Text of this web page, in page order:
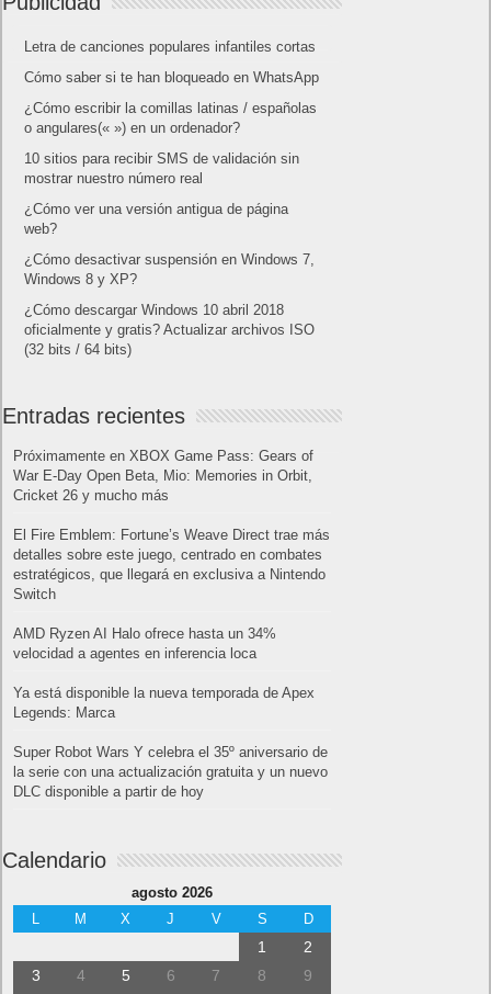
Letra de canciones populares infantiles cortas
Cómo saber si te han bloqueado en WhatsApp
¿Cómo escribir la comillas latinas / españolas
o angulares(« ») en un ordenador?
10 sitios para recibir SMS de validación sin
mostrar nuestro número real
¿Cómo ver una versión antigua de página
web?
¿Cómo desactivar suspensión en Windows 7,
Windows 8 y XP?
¿Cómo descargar Windows 10 abril 2018
oficialmente y gratis? Actualizar archivos ISO
(32 bits / 64 bits)
Entradas recientes
Próximamente en XBOX Game Pass: Gears of
War E-Day Open Beta, Mio: Memories in Orbit,
Cricket 26 y mucho más
El Fire Emblem: Fortune’s Weave Direct trae más
detalles sobre este juego, centrado en combates
estratégicos, que llegará en exclusiva a Nintendo
Switch
AMD Ryzen AI Halo ofrece hasta un 34%
velocidad a agentes en inferencia loca
Ya está disponible la nueva temporada de Apex
Legends: Marca
Super Robot Wars Y celebra el 35º aniversario de
la serie con una actualización gratuita y un nuevo
DLC disponible a partir de hoy
Calendario
agosto 2026
L
M X J V S D
1
2
3
4 5 6 7 8
9